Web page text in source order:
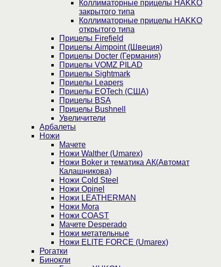
Коллиматорные прицелы HAKKO
закрытого типа
Коллиматорные прицелы HAKKO
открытого типа
Прицелы Firefield
Прицелы Aimpoint (Швеция)
Прицелы Docter (Германия)
Прицелы VOMZ PILAD
Прицелы Sightmark
Прицелы Leapers
Прицелы EOTech (США)
Прицелы BSA
Прицелы Bushnell
Увеличители
Арбалеты
Ножи
Мачете
Ножи Walther (Umarex)
Ножи Boker и тематика АК(Автомат
Калашникова)
Ножи Cold Steel
Ножи Opinel
Ножи LEATHERMAN
Ножи Mora
Ножи COAST
Мачете Desperado
Ножи метательные
Ножи ELITE FORCE (Umarex)
Рогатки
Бинокли